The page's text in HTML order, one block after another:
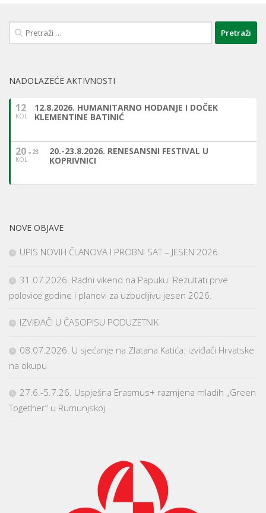
Pretraži:
NADOLAZEĆE AKTIVNOSTI
12
KOL
12.8.2026. HUMANITARNO HODANJE I DOČEK
KLEMENTINE BATINIĆ
20
KOL
23
20.-23.8.2026. RENESANSNI FESTIVAL U
KOPRIVNICI
NOVE OBJAVE
UPIS NOVIH ČLANOVA I PROBNI SAT – JESEN 2026.
31.07.2026. Radni vikend na Papuku: Rezultati prve
polovice godine i planovi za uzbudljivu jesen 2026.
IZVIĐAČI U ČASOPISU PODUZETNIK
08.07.2026. U sjećanje na Zlatana Katića: izviđači Hrvatske
na okupu
27.6.-5.7.26. Uspješna Erasmus+ razmjena mladih „Green
Together“ u Rumunjskoj